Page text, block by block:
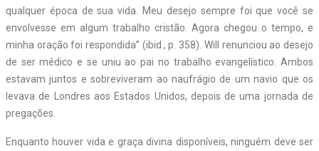
qualquer época de sua vida. Meu desejo sempre foi que você se
envolvesse em algum trabalho cristão. Agora chegou o tempo, e
minha oração foi respondida” (ibid., p. 358). Will renunciou ao desejo
de ser médico e se uniu ao pai no trabalho evangelístico. Ambos
estavam juntos e sobreviveram ao naufrágio de um navio que os
levava de Londres aos Estados Unidos, depois de uma jornada de
pregações.
Enquanto houver vida e graça divina disponíveis, ninguém deve ser